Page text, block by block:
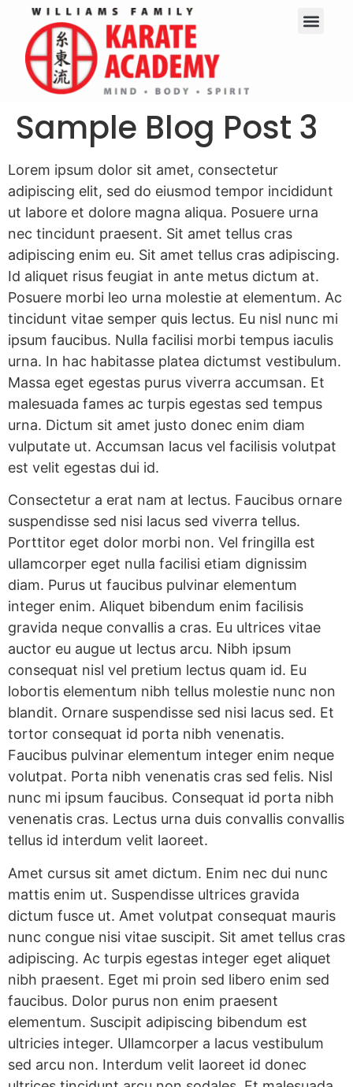
Sample Blog Post 3
Lorem ipsum dolor sit amet, consectetur
adipiscing elit, sed do eiusmod tempor incididunt
ut labore et dolore magna aliqua. Posuere urna
nec tincidunt praesent. Sit amet tellus cras
adipiscing enim eu. Sit amet tellus cras adipiscing.
Id aliquet risus feugiat in ante metus dictum at.
Posuere morbi leo urna molestie at elementum. Ac
tincidunt vitae semper quis lectus. Eu nisl nunc mi
ipsum faucibus. Nulla facilisi morbi tempus iaculis
urna. In hac habitasse platea dictumst vestibulum.
Massa eget egestas purus viverra accumsan. Et
malesuada fames ac turpis egestas sed tempus
urna. Dictum sit amet justo donec enim diam
vulputate ut. Accumsan lacus vel facilisis volutpat
est velit egestas dui id.
Consectetur a erat nam at lectus. Faucibus ornare
suspendisse sed nisi lacus sed viverra tellus.
Porttitor eget dolor morbi non. Vel fringilla est
ullamcorper eget nulla facilisi etiam dignissim
diam. Purus ut faucibus pulvinar elementum
integer enim. Aliquet bibendum enim facilisis
gravida neque convallis a cras. Eu ultrices vitae
auctor eu augue ut lectus arcu. Nibh ipsum
consequat nisl vel pretium lectus quam id. Eu
lobortis elementum nibh tellus molestie nunc non
blandit. Ornare suspendisse sed nisi lacus sed. Et
tortor consequat id porta nibh venenatis.
Faucibus pulvinar elementum integer enim neque
volutpat. Porta nibh venenatis cras sed felis. Nisl
nunc mi ipsum faucibus. Consequat id porta nibh
venenatis cras. Lectus urna duis convallis convallis
tellus id interdum velit laoreet.
Amet cursus sit amet dictum. Enim nec dui nunc
mattis enim ut. Suspendisse ultrices gravida
dictum fusce ut. Amet volutpat consequat mauris
nunc congue nisi vitae suscipit. Sit amet tellus cras
adipiscing. Ac turpis egestas integer eget aliquet
nibh praesent. Eget mi proin sed libero enim sed
faucibus. Dolor purus non enim praesent
elementum. Suscipit adipiscing bibendum est
ultricies integer. Ullamcorper a lacus vestibulum
sed arcu non. Interdum velit laoreet id donec